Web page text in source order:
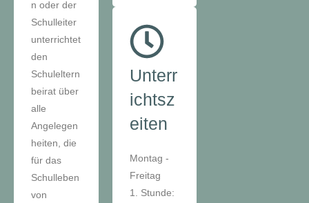
Unterr
ichtsz
eiten
Montag -
Freitag
1. Stunde:
n oder der
Schulleiter
unterrichtet
den
Schuleltern
beirat über
alle
Angelegen
heiten, die
für das
Schulleben
von